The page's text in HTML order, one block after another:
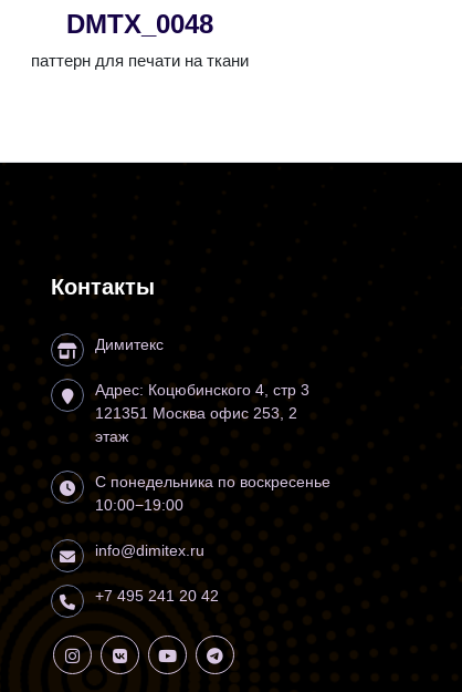
DMTX_0048
паттерн для печати на ткани
Контакты
Димитекс
Адрес: Коцюбинского 4, стр 3
121351 Москва офис 253, 2
этаж
С понедельника по воскресенье
10:00−19:00
info@dimitex.ru
+7 495 241 20 42